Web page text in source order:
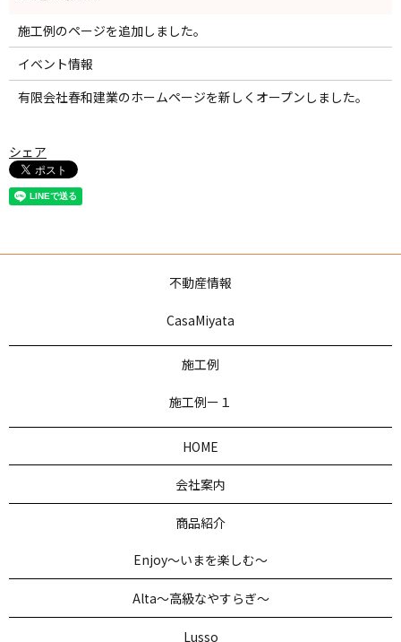
施工例のページを追加しました。
イベント情報
有限会社春和建業のホームページを新しくオープンしました。
シェア
不動産情報
CasaMiyata
施工例
施工例ー１
HOME
会社案内
商品紹介
Enjoy～いまを楽しむ～
Alta～高級なやすらぎ～
Lusso